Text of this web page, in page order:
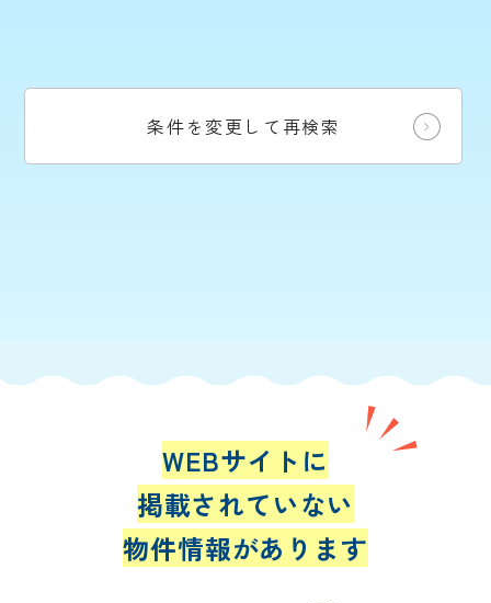
条件を変更して再検索
WEBサイトに
掲載されていない
物件情報があります